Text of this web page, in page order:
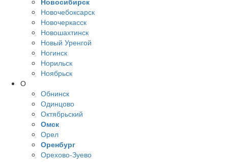
Новочебоксарск
Новочеркасск
Новошахтинск
Новый Уренгой
Ногинск
Норильск
Ноябрьск
О
Обнинск
Одинцово
Октябрьский
Омск
Орел
Оренбург
Орехово-Зуево